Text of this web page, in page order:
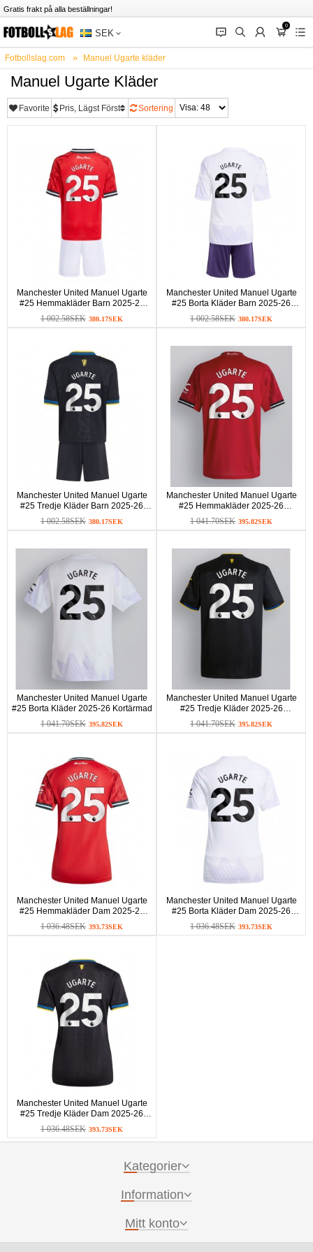
Gratis frakt på alla beställningar!
SEK 󰂱 󰂨 󰃳
0
󰃦 󰃖
Fotbollslag.com Manuel Ugarte kläder
Manuel Ugarte Kläder
Favorite Pris, Lägst Först Sortering
Manchester United Manuel Ugarte
#25 Hemmakläder Barn 2025-26
Kortärmad (+ Korta byxor)
1 002.58SEK 380.17SEK
Manchester United Manuel Ugarte
#25 Borta Kläder Barn 2025-26
Kortärmad (+ Korta byxor)
1 002.58SEK 380.17SEK
Manchester United Manuel Ugarte
#25 Tredje Kläder Barn 2025-26
Kortärmad (+ Korta byxor)
1 002.58SEK 380.17SEK
Manchester United Manuel Ugarte
#25 Hemmakläder 2025-26
Kortärmad
1 041.70SEK 395.82SEK
Manchester United Manuel Ugarte
#25 Borta Kläder 2025-26 Kortärmad
1 041.70SEK 395.82SEK
Manchester United Manuel Ugarte
#25 Tredje Kläder 2025-26
Kortärmad
1 041.70SEK 395.82SEK
Manchester United Manuel Ugarte
#25 Hemmakläder Dam 2025-26
Kortärmad
1 036.48SEK 393.73SEK
Manchester United Manuel Ugarte
#25 Borta Kläder Dam 2025-26
Kortärmad
1 036.48SEK 393.73SEK
Manchester United Manuel Ugarte
#25 Tredje Kläder Dam 2025-26
Kortärmad
1 036.48SEK 393.73SEK
Kategorier
Information
Mitt konto